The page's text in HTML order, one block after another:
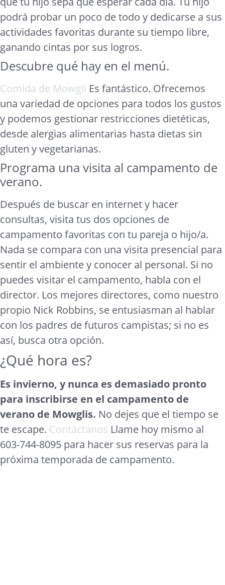
podrá probar un poco de todo y dedicarse a sus
actividades favoritas durante su tiempo libre,
ganando cintas por sus logros.
Descubre qué hay en el menú.
Comida de Mowgli Es fantástico. Ofrecemos
una variedad de opciones para todos los gustos
y podemos gestionar restricciones dietéticas,
desde alergias alimentarias hasta dietas sin
gluten y vegetarianas.
Programa una visita al campamento de
verano.
Después de buscar en internet y hacer
consultas, visita tus dos opciones de
campamento favoritas con tu pareja o hijo/a.
Nada se compara con una visita presencial para
sentir el ambiente y conocer al personal. Si no
puedes visitar el campamento, habla con el
director. Los mejores directores, como nuestro
propio Nick Robbins, se entusiasman al hablar
con los padres de futuros campistas; si no es
así, busca otra opción.
¿Qué hora es?
Es invierno, y nunca es demasiado pronto
para inscribirse en el campamento de
verano de Mowglis. No dejes que el tiempo se
te escape. Contáctanos Llame hoy mismo al
603-744-8095 para hacer sus reservas para la
próxima temporada de campamento.